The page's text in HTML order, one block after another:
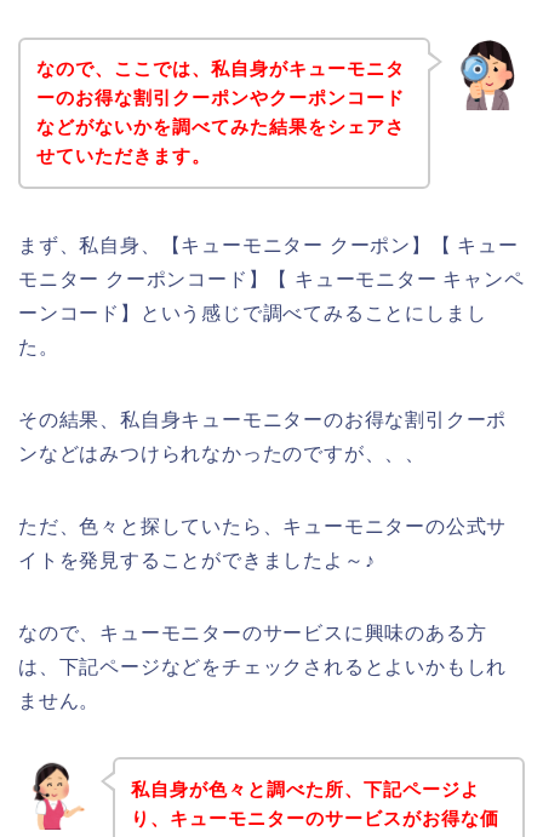
なので、ここでは、私自身がキューモニタ
ーのお得な割引クーポンやクーポンコード
などがないかを調べてみた結果をシェアさ
せていただきます。
まず、私自身、【キューモニター クーポン】【 キュー
モニター クーポンコード】【 キューモニター キャンペ
ーンコード】という感じで調べてみることにしまし
た。
その結果、私自身キューモニターのお得な割引クーポ
ンなどはみつけられなかったのですが、、、
ただ、色々と探していたら、キューモニターの公式サ
イトを発見することができましたよ～♪
なので、キューモニターのサービスに興味のある方
は、下記ページなどをチェックされるとよいかもしれ
ません。
私自身が色々と調べた所、下記ページよ
り、キューモニターのサービスがお得な価